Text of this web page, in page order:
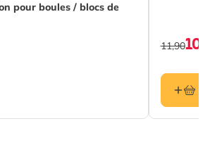
pour boules / blocs de
10
11,90